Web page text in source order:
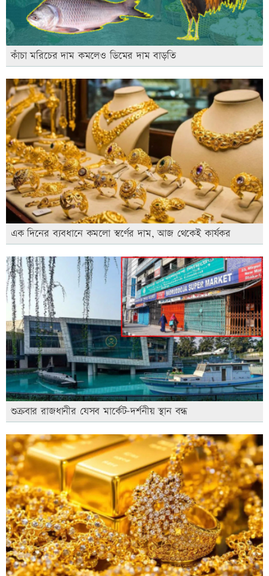
কাঁচা মরিচের দাম কমলেও ডিমের দাম বাড়তি
এক দিনের ব্যবধানে কমলো স্বর্ণের দাম, আজ থেকেই কার্যকর
শুক্রবার রাজধানীর যেসব মার্কেট-দর্শনীয় স্থান বন্ধ